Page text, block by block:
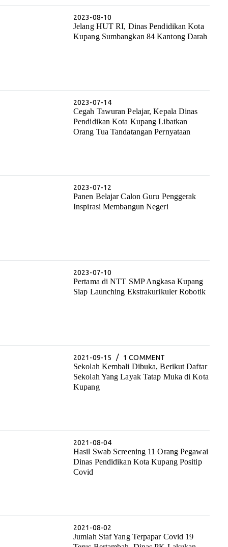
2023-08-10
Jelang HUT RI, Dinas Pendidikan Kota
Kupang Sumbangkan 84 Kantong Darah
2023-07-14
Cegah Tawuran Pelajar, Kepala Dinas
Pendidikan Kota Kupang Libatkan
Orang Tua Tandatangan Pernyataan
2023-07-12
Panen Belajar Calon Guru Penggerak
Inspirasi Membangun Negeri
2023-07-10
Pertama di NTT SMP Angkasa Kupang
Siap Launching Ekstrakurikuler Robotik
2021-09-15 1 COMMENT
Sekolah Kembali Dibuka, Berikut Daftar
Sekolah Yang Layak Tatap Muka di Kota
Kupang
2021-08-04
Hasil Swab Screening 11 Orang Pegawai
Dinas Pendidikan Kota Kupang Positip
Covid
2021-08-02
Jumlah Staf Yang Terpapar Covid 19